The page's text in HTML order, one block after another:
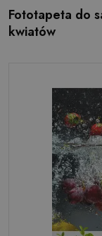
Fototapeta do
kwiatów